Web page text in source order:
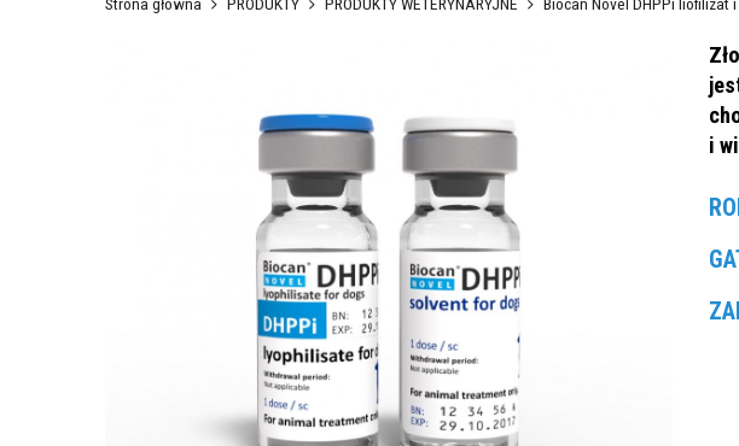
i